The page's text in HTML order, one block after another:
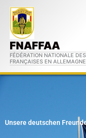
contenu
FNAFFAA
FÉDÉRATION NATIONALE
FRANÇAISES EN
Unsere deutschen